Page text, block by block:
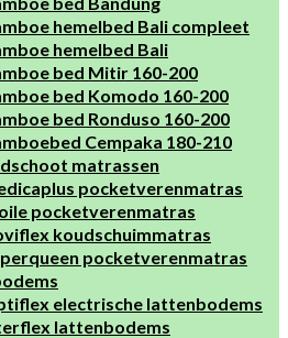
hemelbed Bali compleet
hemelbed Bali
bed Mitir 160-200
bed Komodo 160-200
bed Ronduso 160-200
Cempaka 180-210
matrassen
pocketverenmatras
pocketverenmatras
koudschuimmatras
pocketverenmatras
electrische lattenbodems
lattenbodems